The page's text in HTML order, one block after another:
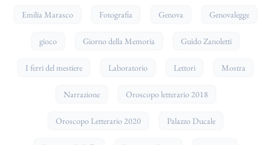
Emilia Marasco Fotografia Genova Genovalegge
gioco Giorno della Memoria Guido Zanoletti
I ferri del mestiere Laboratorio Lettori Mostra
Narrazione Oroscopo letterario 2018
Oroscopo Letterario 2020 Palazzo Ducale